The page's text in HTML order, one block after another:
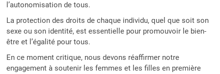
l’autonomisation de tous.
La protection des droits de chaque individu, quel que soit son
sexe ou son identité, est essentielle pour promouvoir le bien-
être et l’égalité pour tous.
En ce moment critique, nous devons réaffirmer notre
engagement à soutenir les femmes et les filles en première